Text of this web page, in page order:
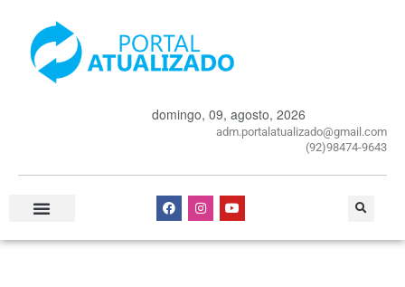
domingo, 09, agosto, 2026
adm.portalatualizado@gmail.com
(92)98474-9643